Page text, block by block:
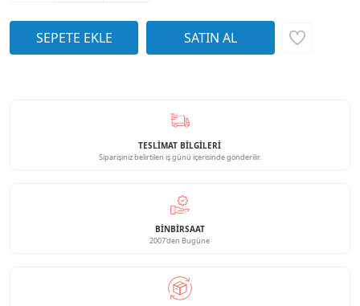
TESLİMAT BİLGİLERİ
Siparişiniz belirtilen iş günü içerisinde gönderilir.
BINBIRSAAT
2007'den Bugüne